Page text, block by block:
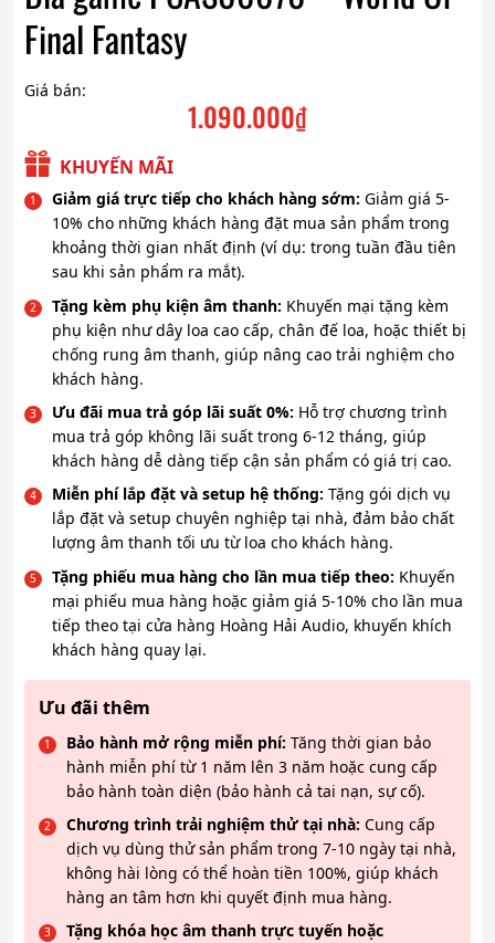
Final Fantasy
Giá bán:
1.090.000₫
KHUYẾN MÃI
Giảm giá trực tiếp cho khách hàng sớm: Giảm giá 5-
10% cho những khách hàng đặt mua sản phẩm trong
khoảng thời gian nhất định (ví dụ: trong tuần đầu tiên
sau khi sản phẩm ra mắt).
Tặng kèm phụ kiện âm thanh: Khuyến mại tặng kèm
phụ kiện như dây loa cao cấp, chân đế loa, hoặc thiết bị
chống rung âm thanh, giúp nâng cao trải nghiệm cho
khách hàng.
Ưu đãi mua trả góp lãi suất 0%: Hỗ trợ chương trình
mua trả góp không lãi suất trong 6-12 tháng, giúp
khách hàng dễ dàng tiếp cận sản phẩm có giá trị cao.
Miễn phí lắp đặt và setup hệ thống: Tặng gói dịch vụ
lắp đặt và setup chuyên nghiệp tại nhà, đảm bảo chất
lượng âm thanh tối ưu từ loa cho khách hàng.
Tặng phiếu mua hàng cho lần mua tiếp theo: Khuyến
mại phiếu mua hàng hoặc giảm giá 5-10% cho lần mua
tiếp theo tại cửa hàng Hoàng Hải Audio, khuyến khích
khách hàng quay lại.
Ưu đãi thêm
Bảo hành mở rộng miễn phí: Tăng thời gian bảo
hành miễn phí từ 1 năm lên 3 năm hoặc cung cấp
bảo hành toàn diện (bảo hành cả tai nạn, sự cố).
Chương trình trải nghiệm thử tại nhà: Cung cấp
dịch vụ dùng thử sản phẩm trong 7-10 ngày tại nhà,
không hài lòng có thể hoàn tiền 100%, giúp khách
hàng an tâm hơn khi quyết định mua hàng.
Tặng khóa học âm thanh trực tuyến hoặc